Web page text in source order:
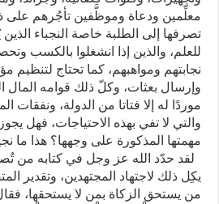
معلِّمين ودعاة وموظَّفين تأجُرهم على
تصرفها إلى الطلبة خاصة النجباء
للعلم، والذين إذا انشغلوا بالكسب
نجابتهم ومواهبهم، كما تحتاج لتنظيم
وإرسال بعثات، وكلّ ذلك قوامه المال
موردًا له إلا فتاتا من الدولة، ونفقات
والتي لا تفي بهذه الاحتياجات، فهل
مهمتها المذكورة على وجهها؟ هذا ما
لقد حدّد الله عز وجل في كتابه من
يكِل ذلك لاجتهاد المجتهدين، وتقدير
من يستحق الزكاة بمن لا يستحقها،